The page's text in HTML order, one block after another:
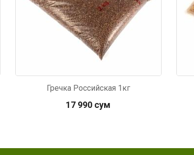
Гречка Российская 1кг
17 990 сум